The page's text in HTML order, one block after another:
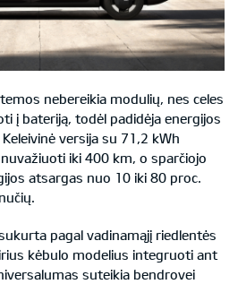
nebereikia modulių, nes celes
į bateriją, todėl padidėja energijos
versija su 71,2 kWh
iki 400 km, o sparčiojo
atsargas nuo 10 iki 80 proc.
pagal vadinamąjį riedlentės
kėbulo modelius integruoti ant
suteikia bendrovei